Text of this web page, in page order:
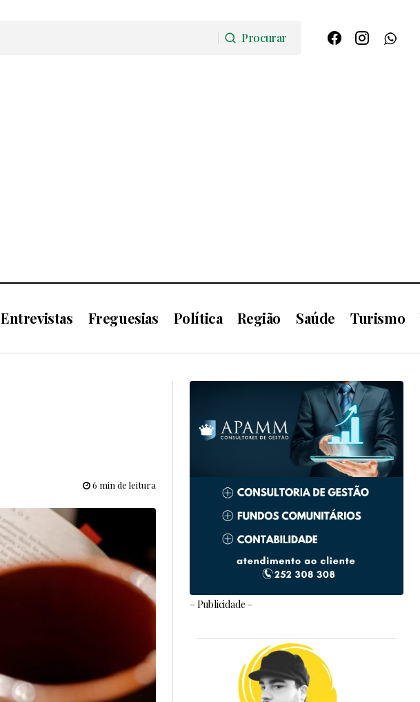
Procurar
Entrevistas Freguesias Política Região Saúde Turismo
6 min de leitura
– Publicidade –